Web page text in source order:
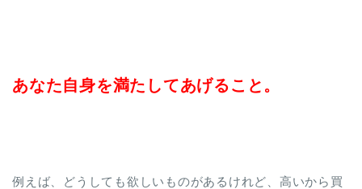
あなた自身を満たしてあげること。
例えば、どうしても欲しいものがあるけれど、高いから買